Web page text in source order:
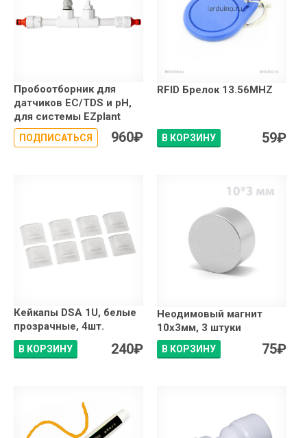
Пробоотборник для
датчиков EC/TDS и pH,
для системы EZplant
ПОДПИСАТЬСЯ 960₽
RFID Брелок 13.56MHZ
В КОРЗИНУ 59₽
Кейкапы DSA 1U, белые
прозрачные, 4шт.
В КОРЗИНУ 240₽
Неодимовый магнит
10x3мм, 3 штуки
В КОРЗИНУ 75₽